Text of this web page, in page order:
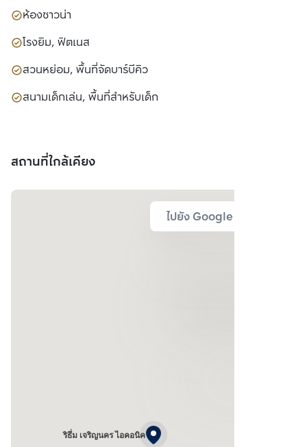
ห้องซาวน่า
โรงยิม, ฟิตเนส
สวนหย่อม, พื้นที่จัดบาร์บีคิว
สนามเด็กเล่น, พื้นที่สำหรับเด็ก
สถานที่ใกล้เคียง
ไปยัง Google Map
ริธึ่ม เจริญนคร ไอคอนิค